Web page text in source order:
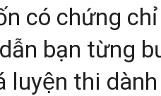
có chứng
bạn từng
luyện thi